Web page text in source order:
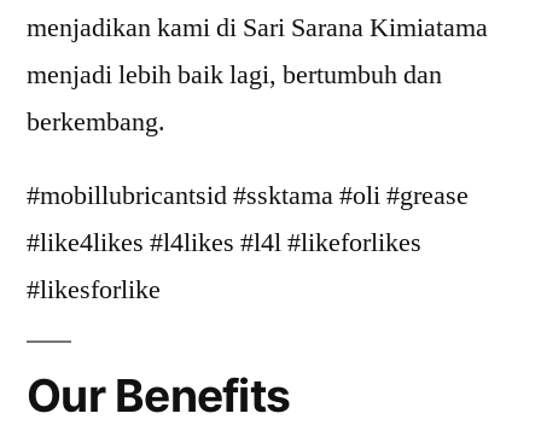
menjadikan kami di Sari Sarana Kimiatama
menjadi lebih baik lagi, bertumbuh dan
berkembang.
#mobillubricantsid #ssktama #oli #grease
#like4likes #l4likes #l4l #likeforlikes
#likesforlike
Our Benefits